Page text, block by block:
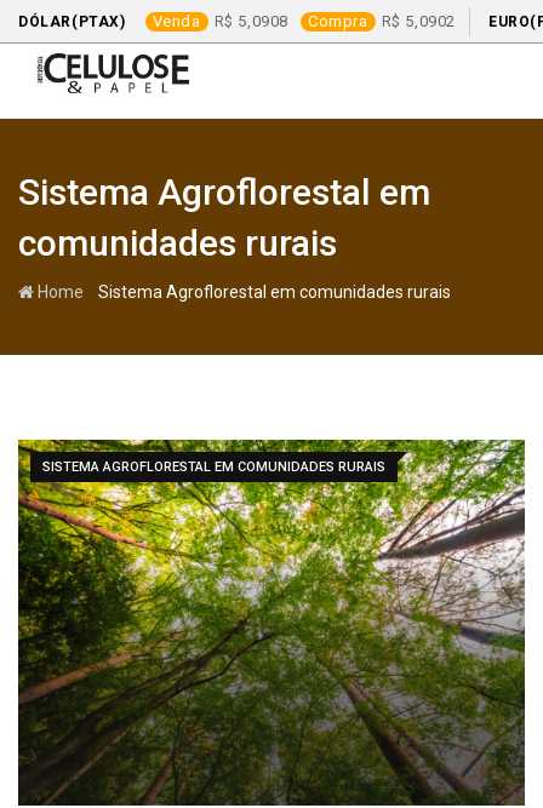
DÓLAR(PTAX) Venda 5,0908 Compra 5,0902
content
Sistema Agroflorestal em
comunidades rurais
Home -Sistema Agroflorestal em comunidades rurais
SISTEMA AGROFLORESTAL EM COMUNIDADES RURAIS